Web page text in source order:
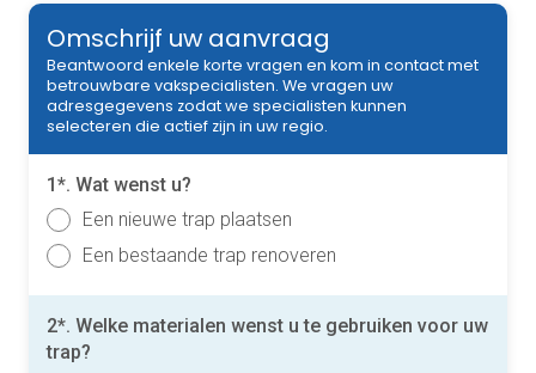
Omschrijf uw aanvraag
Beantwoord enkele korte vragen en kom in contact met
betrouwbare vakspecialisten. We vragen uw
adresgegevens zodat we specialisten kunnen
selecteren die actief zijn in uw regio.
1*. Wat wenst u?
Een nieuwe trap plaatsen
Een bestaande trap renoveren
2*. Welke materialen wenst u te gebruiken voor uw
trap?